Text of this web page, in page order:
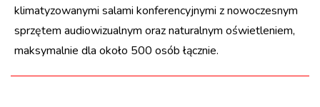
klimatyzowanymi salami konferencyjnymi z nowoczesnym
sprzętem audiowizualnym oraz naturalnym oświetleniem,
maksymalnie dla około 500 osób łącznie.